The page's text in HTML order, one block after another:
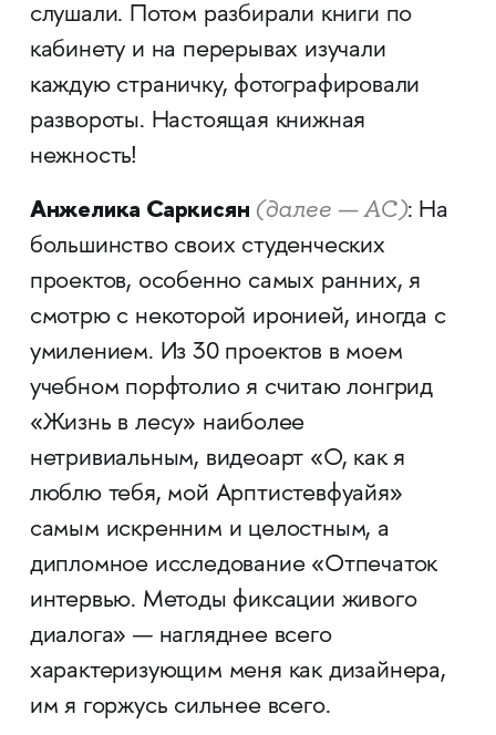
слушали. Потом разбирали книги по
кабинету и на перерывах изучали
каждую страничку, фотографировали
развороты. Настоящая книжная
нежность!
Анжелика Саркисян (далее — АС): На
большинство своих студенческих
проектов, особенно самых ранних, я
смотрю с некоторой иронией, иногда с
умилением. Из 30 проектов в моем
учебном порфтолио я считаю лонгрид
«Жизнь в лесу» наиболее
нетривиальным, видеоарт «О, как я
люблю тебя, мой Арптистевфуайя»
самым искренним и целостным, а
дипломное исследование «Отпечаток
интервью. Методы фиксации живого
диалога» — нагляднее всего
характеризующим меня как дизайнера,
им я горжусь сильнее всего.